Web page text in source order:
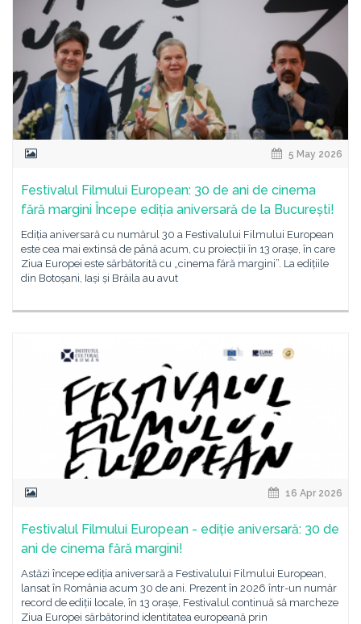
5 May 2026
Festivalul Filmului European: 30 de ani de cinema
fără margini Începe ediția aniversară de la București!
Ediția aniversară cu numărul 30 a Festivalului Filmului European
este cea mai extinsă de până acum, cu proiecții în 13 orașe, în care
Ziua Europei este sărbătorită cu „cinema fără margini”. La edițiile
din Botoșani, Iași și Brăila au avut
16 Apr 2026
Festivalul Filmului European - ediție aniversară: 30 de
ani de cinema fără margini!
Astăzi începe ediția aniversară a Festivalului Filmului European,
lansat în România acum 30 de ani. Prezent în 2026 într-un număr
record de ediții locale, în 13 orașe, Festivalul continuă să marcheze
Ziua Europei sărbătorind identitatea europeană prin